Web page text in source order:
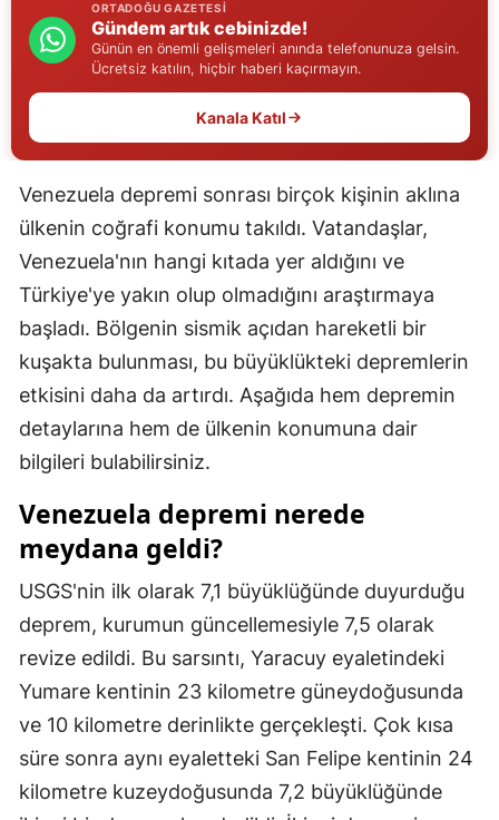
Eskişehir
Gaziantep
Giresun
Hatay
Isparta
Mersin
İstanbul
İzmir
Kayseri
Kırklareli
Kırşehir
Kocaeli
Konya
Kütahya
ORTADOĞU GAZETESI
Gündem artık cebinizde!
Günün en önemli gelişmeleri anında telefonunuza gelsin.
Ücretsiz katılın, hiçbir haberi kaçırmayın.
Kanala Katıl
Venezuela depremi sonrası birçok kişinin aklına
ülkenin coğrafi konumu takıldı. Vatandaşlar,
Venezuela'nın hangi kıtada yer aldığını ve
Türkiye'ye yakın olup olmadığını araştırmaya
başladı. Bölgenin sismik açıdan hareketli bir
kuşakta bulunması, bu büyüklükteki depremlerin
etkisini daha da artırdı. Aşağıda hem depremin
detaylarına hem de ülkenin konumuna dair
bilgileri bulabilirsiniz.
Venezuela depremi nerede
meydana geldi?
USGS'nin ilk olarak 7,1 büyüklüğünde duyurduğu
deprem, kurumun güncellemesiyle 7,5 olarak
revize edildi. Bu sarsıntı, Yaracuy eyaletindeki
Yumare kentinin 23 kilometre güneydoğusunda
ve 10 kilometre derinlikte gerçekleşti. Çok kısa
süre sonra aynı eyaletteki San Felipe kentinin 24
kilometre kuzeydoğusunda 7,2 büyüklüğünde